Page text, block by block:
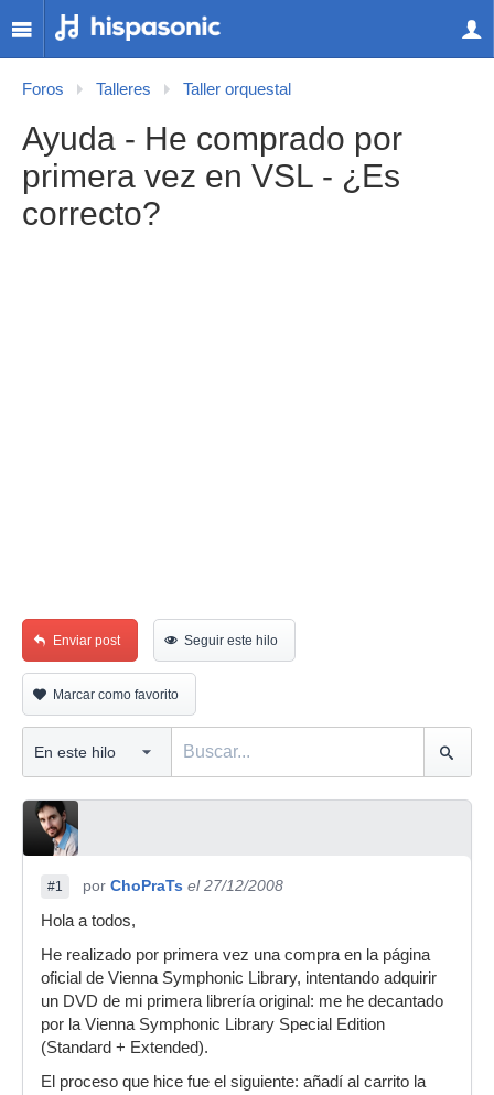
Foros Talleres Taller orquestal
Ayuda - He comprado por
primera vez en VSL - ¿Es
correcto?
Enviar post Seguir este hilo
Marcar como favorito
#1 por ChoPraTs el 27/12/2008
Hola a todos,
He realizado por primera vez una compra en la página
oficial de Vienna Symphonic Library, intentando adquirir
un DVD de mi primera librería original: me he decantado
por la Vienna Symphonic Library Special Edition
(Standard + Extended).
El proceso que hice fue el siguiente: añadí al carrito la